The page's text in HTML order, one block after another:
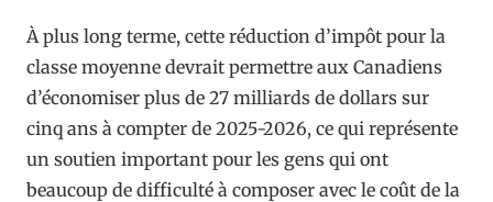
À plus long terme, cette réduction d’impôt pour la
classe moyenne devrait permettre aux Canadiens
d’économiser plus de 27 milliards de dollars sur
cinq ans à compter de 2025-2026, ce qui représente
un soutien important pour les gens qui ont
beaucoup de difficulté à composer avec le coût de la